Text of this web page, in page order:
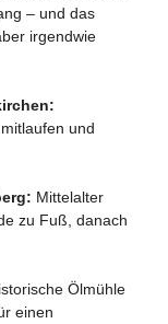
– und das
irgendwie
und
Mittelalter
zu Fuß, danach
Ölmühle
einen